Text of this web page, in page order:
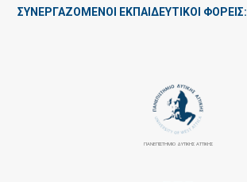
ΣΥΝΕΡΓΑΖΌΜΕΝΟΙ ΕΚΠΑΙΔΕΥΤΙΚΟΊ ΦΟΡΕΊΣ:
ΠΑΝΕΠΙΣΤΉΜΙΟ ΔΥΤΙΚΉΣ ΑΤΤΙΚΉΣ